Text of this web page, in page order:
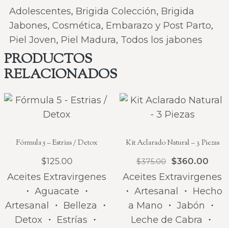
Adolescentes, Brigida Colección, Brigida
Jabones, Cosmética, Embarazo y Post Parto,
Piel Joven, Piel Madura, Todos los jabones
PRODUCTOS
RELACIONADOS
Fórmula 5 – Estrias / Detox
$125.00
Aceites Extravirgenes
・ Aguacate ・
Artesanal
・ Belleza ・
Detox ・ Estrías ・
Kit Aclarado Natural – 3 Piezas
$375.00 $360.00
Aceites Extravirgenes
・ Artesanal ・ Hecho
a Mano ・ Jabón ・
Leche de Cabra ・